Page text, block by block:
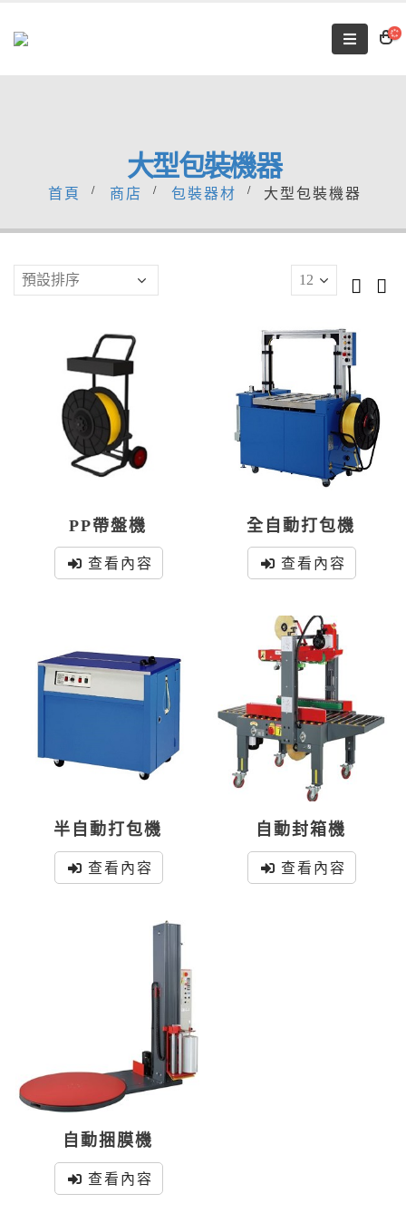
大型包裝機器
首頁 商店 包裝器材 大型包裝機器
PP帶盤機
查看內容
全自動打包機
查看內容
半自動打包機
查看內容
自動封箱機
查看內容
自動捆膜機
查看內容